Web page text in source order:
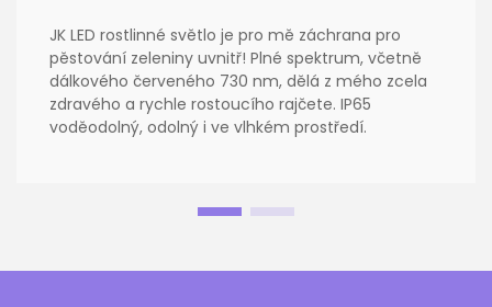
JK LED rostlinné světlo je pro mě záchrana pro
pěstování zeleniny uvnitř! Plné spektrum, včetně
dálkového červeného 730 nm, dělá z mého zcela
zdravého a rychle rostoucího rajčete. IP65
voděodolný, odolný i ve vlhkém prostředí.